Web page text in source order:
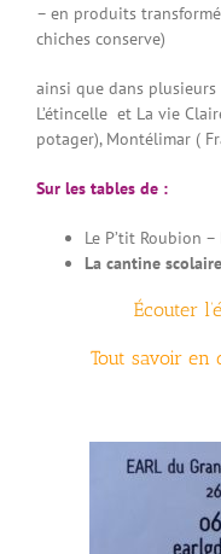
– en produits
chiches conserve)
ainsi que dans plusieurs
L’étincelle et La vie
potager), Montélimar (
Sur les tables de :
Le P’tit Roubion
La cantine
Écouter
Tout savoir en